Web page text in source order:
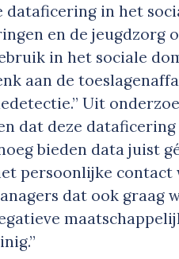
dataficering in het
en de jeugdzorg
in het sociale
aan de
Uit
dat deze
bieden data juist
persoonlijke contact
dat ook graag